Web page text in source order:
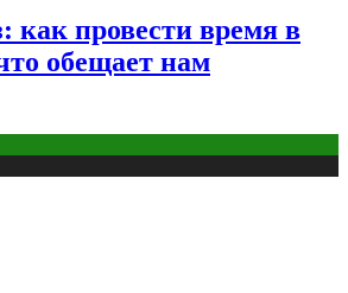
как провести время в
обещает нам